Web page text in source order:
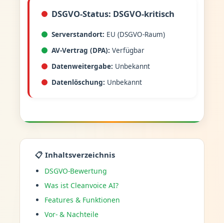
DSGVO-Status: DSGVO-kritisch
Serverstandort: EU (DSGVO-Raum)
AV-Vertrag (DPA): Verfügbar
Datenweitergabe: Unbekannt
Datenlöschung: Unbekannt
📋 Inhaltsverzeichnis
DSGVO-Bewertung
Was ist Cleanvoice AI?
Features & Funktionen
Vor- & Nachteile